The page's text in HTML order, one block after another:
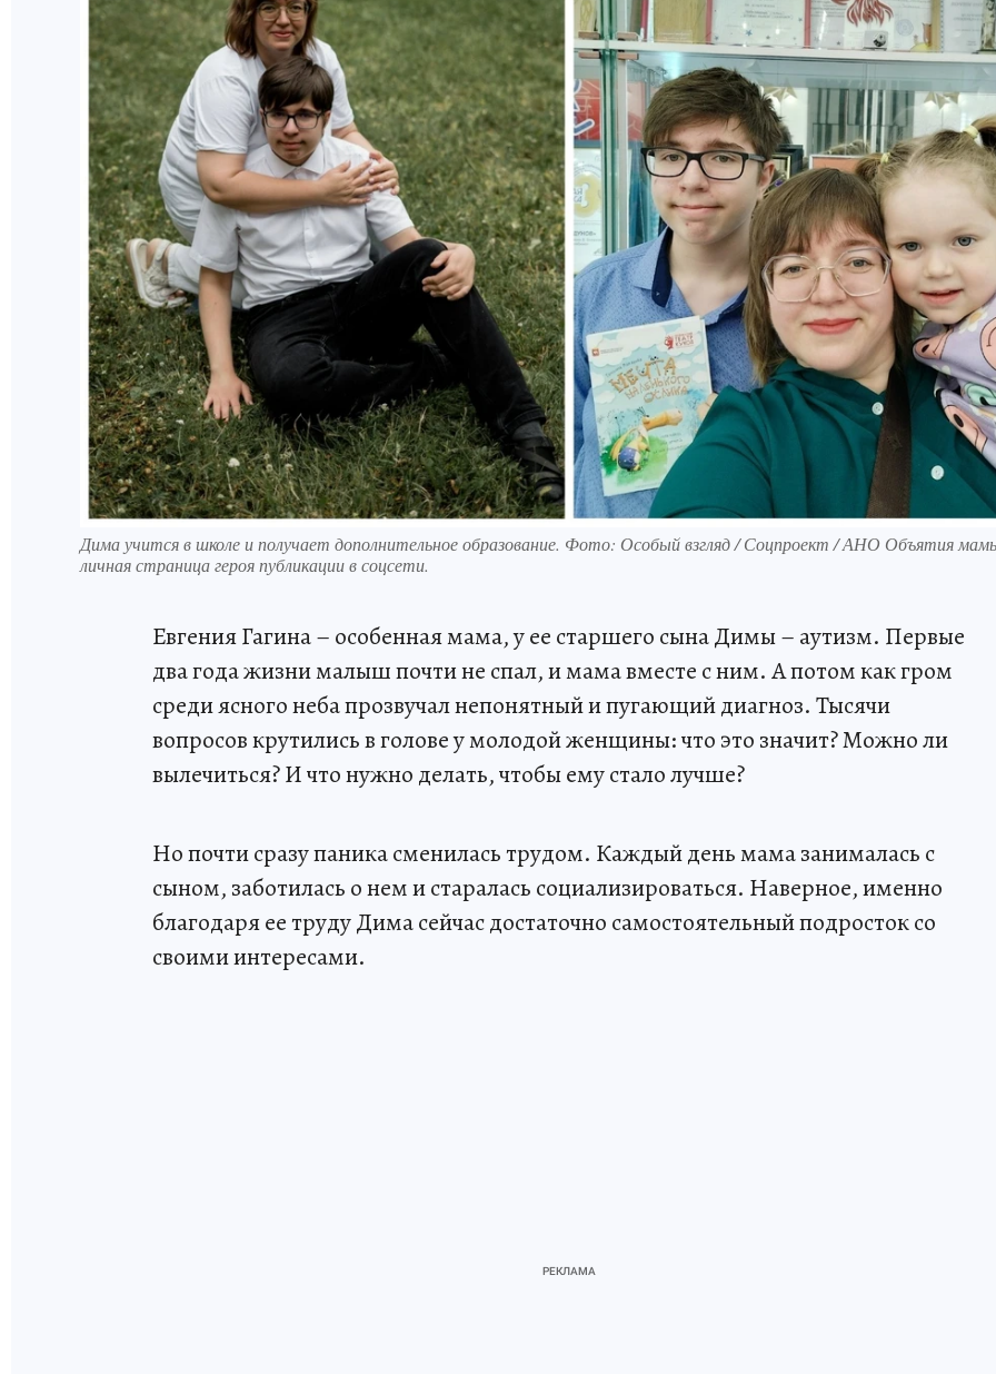
Дима учится в школе и получает дополнительное образование. Фото: Особый взгляд / Соцпроект / АНО Объятия
личная страница героя публикации в соцсети.
Евгения Гагина – особенная мама, у ее старшего сына Димы – аутизм. Первые
два года жизни малыш почти не спал, и мама вместе с ним. А потом как гром
среди ясного неба прозвучал непонятный и пугающий диагноз. Тысячи
вопросов крутились в голове у молодой женщины: что это значит? Можно ли
вылечиться? И что нужно делать, чтобы ему стало лучше?
Но почти сразу паника сменилась трудом. Каждый день мама занималась с
сыном, заботилась о нем и старалась социализироваться. Наверное, именно
благодаря ее труду Дима сейчас достаточно самостоятельный подросток со
своими интересами.